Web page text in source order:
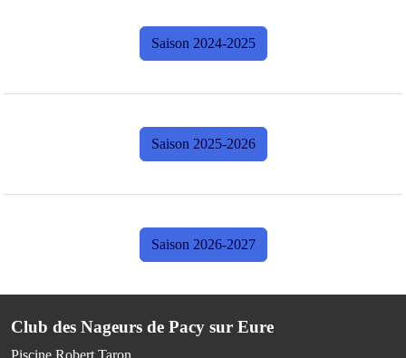
Saison 2024-2025
Saison 2025-2026
Saison 2026-2027
Club des Nageurs de Pacy sur Eure
Piscine Robert Taron